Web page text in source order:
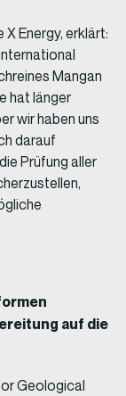
Energy, erklärt:
Mangan
hat länger
wir haben uns
darauf
Prüfung aller
auf die
Geological